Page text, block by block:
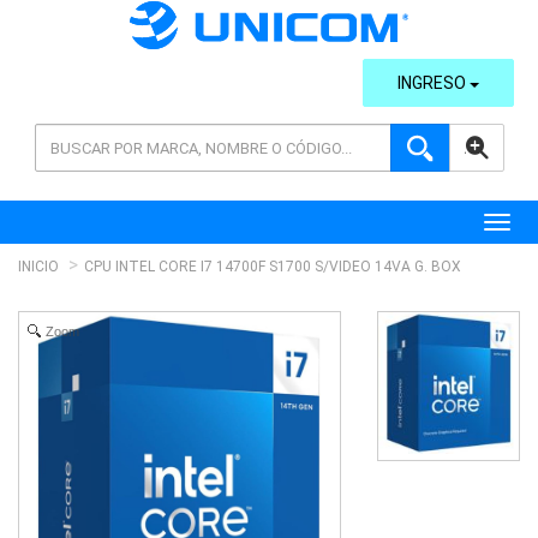
AVANZADA
INGRESO
INICIO CPU INTEL CORE I7 14700F S1700 S/VIDEO 14VA G. BOX
Zoom